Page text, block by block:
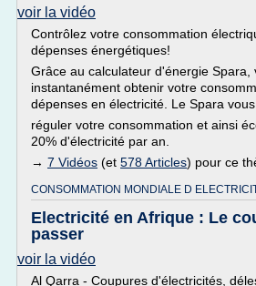
voir la vidéo
Contrôlez votre consommation
dépenses énergétiques!
Grâce au calculateur d'énergie Spara,
instantanément obtenir votre
dépenses en électricité. Le Spara
réguler votre consommation et ainsi
20% d'électricité par an.
→ 7 Vidéos (et 578 Articles) pour ce
CONSOMMATION MONDIALE D
Electricité en Afrique : Le
passer
voir la vidéo
Al Qarra - Coupures d'électricités,